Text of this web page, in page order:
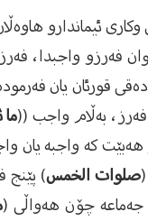
ئیماندارو
فەرزو واجبدا،
قورئان یان
فەرز، بەڵام واجب ((
هەبێت كە واجبە یان
صلوات الخمس) پێنج
جەماعە چۆن هەواڵى (